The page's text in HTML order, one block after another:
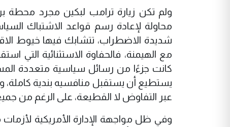
ولم تكن زيارة ترامب لبكين مجرد محطة
محاولة لإعادة رسم قواعد الاشتباك
شديدة الاضطراب، تتشابك فيها خيوط
مع الهيمنة، فالحفاوة الاستثنائية التي
كانت جزءًا من رسائل سياسية متعددة
يستطيع أن يستقبل منافسيه بندية
عبر التفاوض لا القطيعة، على الرغم من
وفي ظل مواجهة الإدارة الأمريكية لأزمات